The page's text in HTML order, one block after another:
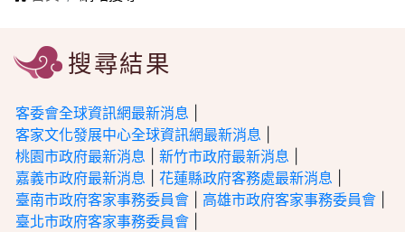
搜尋結果
客委會全球資訊網最新消息
客家文化發展中心全球資訊網最新消息
桃園市政府最新消息
新竹市政府最新消息
嘉義市政府最新消息
花蓮縣政府客務處最新消息
臺南市政府客家事務委員會
高雄市政府客家事務委員會
臺北市政府客家事務委員會